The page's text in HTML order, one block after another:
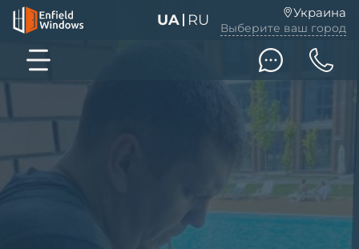
UA RU Украина
Выберите ваш город